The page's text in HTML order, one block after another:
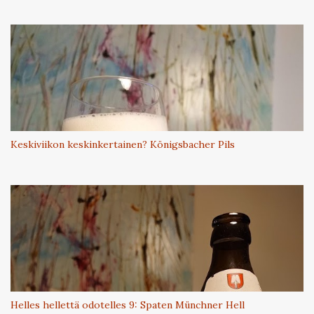
Keskiviikon keskinkertainen? Königsbacher Pils
Helles hellettä odotelles 9: Spaten Münchner Hell